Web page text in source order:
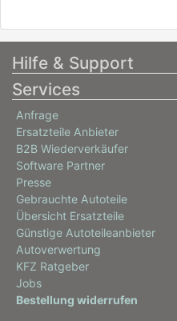
Hilfe & Support
Services
Anfrage
Ersatzteile Anbieter
B2B Wiederverkäufer
Software Partner
Presse
Gebrauchte Autoteile
Übersicht Ersatzteile
Günstige Autoteileanbieter
Autoverwertung
KFZ Ratgeber
Jobs
Bestellung widerrufen